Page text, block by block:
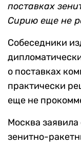
поставках
Сирию еще не
Собеседники
о поставках
практически
еще не
Москва заявила
зенитно-